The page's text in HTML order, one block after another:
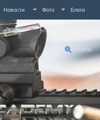
Новости Фото Блоги
Люди
Поиск